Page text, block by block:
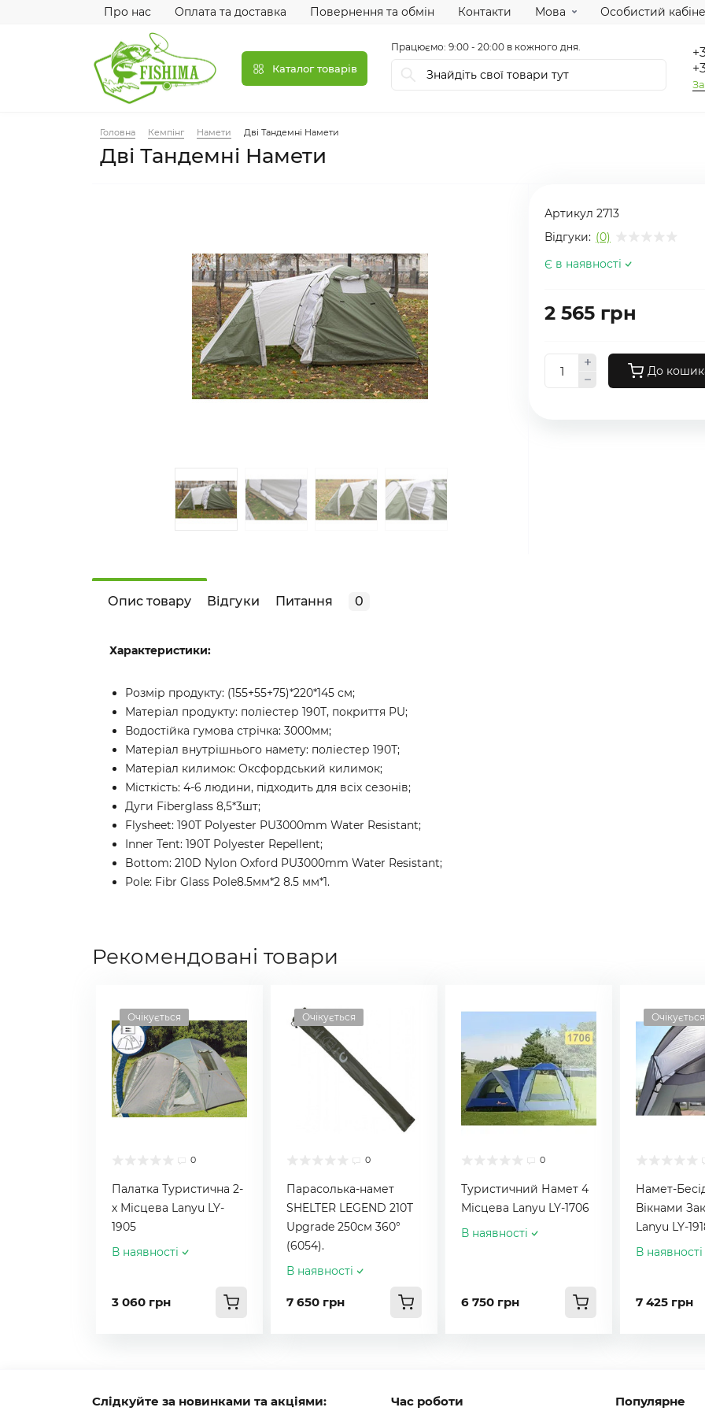
Про нас Оплата та доставка Повернення та обмін Контакти Мова Особистий
Каталог товарів
Працюємо: 9:00 - 20:00 в кожного дня.
Головна Кемпінг Намети Дві Тандемні Намети
Дві Тандемні Намети
Артикул 2713
Відгуки: (0)
Є в наявності
2 565 грн
До
Опис товару Відгуки Питання 0
Характеристики:
Розмір продукту: (155+55+75)*220*145 см;
Матеріал продукту: поліестер 190Т, покриття PU;
Водостійка гумова стрічка: 3000мм;
Матеріал внутрішнього намету: поліестер 190Т;
Матеріал килимок: Оксфордський килимок;
Місткість: 4-6 людини, підходить для всіх сезонів;
Дуги Fiberglass 8,5*3шт;
Flysheet: 190T Polyester PU3000mm Water Resistant;
Inner Tent: 190T Polyester Repellent;
Bottom: 210D Nylon Oxford PU3000mm Water Resistant;
Pole: Fibr Glass Pole8.5мм*2 8.5 мм*1.
Рекомендовані товари
Очікується
0
Палатка Туристична 2-
х Місцева Lanyu LY-
1905
В наявності
3 060 грн
Очікується
0
Парасолька-намет
SHELTER LEGEND 210T
Upgrade 250см 360°
(6054).
В наявності
7 650 грн
0
Туристичний Намет 4
Місцева Lanyu LY-1706
В наявності
6 750 грн
Очікується
Намет-
Вікнами
Lanyu LY-
В наявності
7 425 грн
Слідкуйте за новинками та акціями: Час роботи Популярне